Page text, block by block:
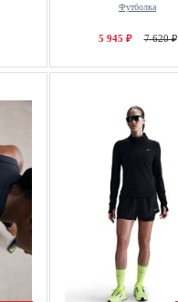
Футболка
5 945 ₽ 7 620 ₽